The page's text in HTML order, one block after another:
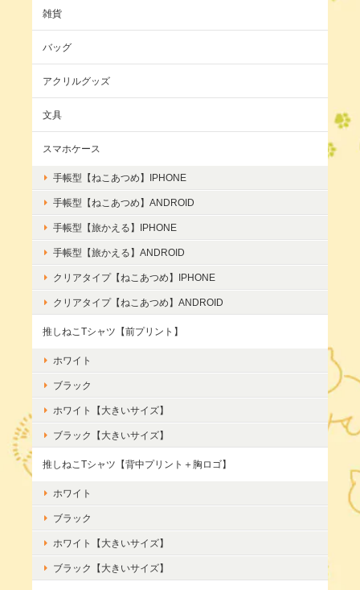
雑貨
バッグ
アクリルグッズ
文具
スマホケース
手帳型【ねこあつめ】IPHONE
手帳型【ねこあつめ】ANDROID
手帳型【旅かえる】IPHONE
手帳型【旅かえる】ANDROID
クリアタイプ【ねこあつめ】IPHONE
クリアタイプ【ねこあつめ】ANDROID
推しねこTシャツ【前プリント】
ホワイト
ブラック
ホワイト【大きいサイズ】
ブラック【大きいサイズ】
推しねこTシャツ【背中プリント＋胸ロゴ】
ホワイト
ブラック
ホワイト【大きいサイズ】
ブラック【大きいサイズ】